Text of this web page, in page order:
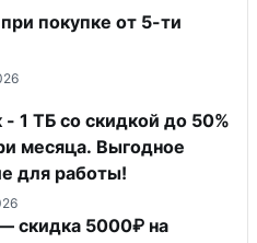
покупке от 5-ти
1 ТБ со скидкой до 50%
месяца. Выгодное
для работы!
скидка 5000₽ на